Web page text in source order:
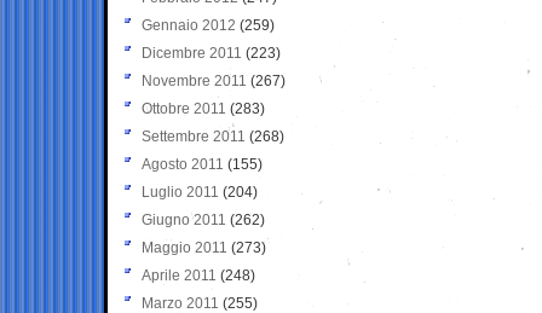
Gennaio 2012 (259)
Dicembre 2011 (223)
Novembre 2011 (267)
Ottobre 2011 (283)
Settembre 2011 (268)
Agosto 2011 (155)
Luglio 2011 (204)
Giugno 2011 (262)
Maggio 2011 (273)
Aprile 2011 (248)
Marzo 2011 (255)